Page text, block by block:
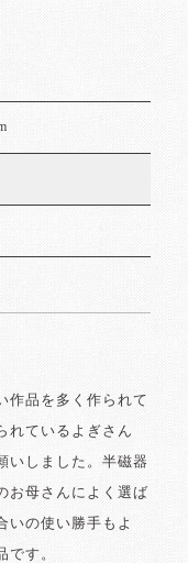
作品を多く作られて
れているよぎさん
いしました。半磁器
お母さんによく選ば
いの使い勝手もよ
です。